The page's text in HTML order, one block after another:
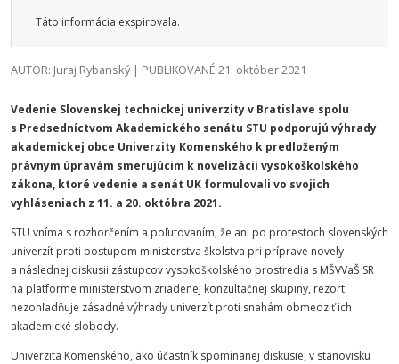
Táto informácia exspirovala.
AUTOR: Juraj Rybanský | PUBLIKOVANÉ 21. október 2021
Vedenie Slovenskej technickej univerzity v Bratislave spolu
s Predsedníctvom Akademického senátu STU podporujú výhrady
akademickej obce Univerzity Komenského k predloženým
právnym úpravám smerujúcim k novelizácii vysokoškolského
zákona, ktoré vedenie a senát UK formulovali vo svojich
vyhláseniach z 11. a 20. októbra 2021.
STU vníma s rozhorčením a poľutovaním, že ani po protestoch slovenských
univerzít proti postupom ministerstva školstva pri príprave novely
a následnej diskusii zástupcov vysokoškolského prostredia s MŠVVaŠ SR
na platforme ministerstvom zriadenej konzultačnej skupiny, rezort
nezohľadňuje zásadné výhrady univerzít proti snahám obmedziť ich
akademické slobody.
Univerzita Komenského, ako účastník spomínanej diskusie, v stanovisku